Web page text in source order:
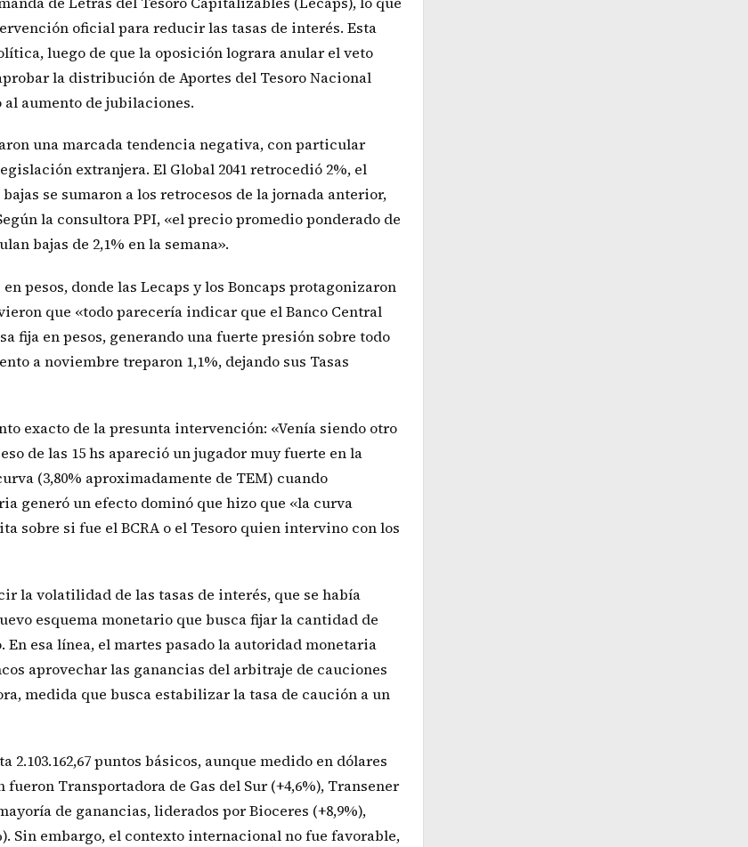
oficial para reducir las tasas de interés. Esta
luego de que la oposición lograra anular el veto
la distribución de Aportes del Tesoro Nacional
aumento de jubilaciones.
una marcada tendencia negativa, con particular
extranjera. El Global 2041 retrocedió 2%, el
bajas se sumaron a los retrocesos de la jornada anterior,
la consultora PPI, «el precio promedio ponderado de
bajas de 2,1% en la semana».
pesos, donde las Lecaps y los Boncaps protagonizaron
que «todo parecería indicar que el Banco Central
fija en pesos, generando una fuerte presión sobre todo
a noviembre treparon 1,1%, dejando sus Tasas
exacto de la presunta intervención: «Venía siendo otro
de las 15 hs apareció un jugador muy fuerte en la
(3,80% aproximadamente de TEM) cuando
generó un efecto dominó que hizo que «la curva
sobre si fue el BCRA o el Tesoro quien intervino con los
la volatilidad de las tasas de interés, que se había
esquema monetario que busca fijar la cantidad de
esa línea, el martes pasado la autoridad monetaria
aprovechar las ganancias del arbitraje de cauciones
medida que busca estabilizar la tasa de caución a un
puntos básicos, aunque medido en dólares
Transportadora de Gas del Sur (+4,6%), Transener
de ganancias, liderados por Bioceres (+8,9%),
Sin embargo, el contexto internacional no fue favorable,